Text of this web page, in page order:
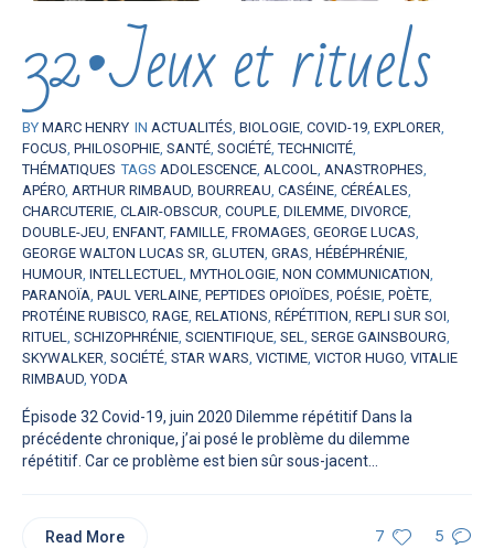
32•Jeux et rituels
BY MARC HENRY IN ACTUALITÉS, BIOLOGIE, COVID-19, EXPLORER,
FOCUS, PHILOSOPHIE, SANTÉ, SOCIÉTÉ,TECHNICITÉ,
THÉMATIQUES TAGS ADOLESCENCE, ALCOOL, ANASTROPHES,
APÉRO, ARTHUR RIMBAUD, BOURREAU, CASÉINE, CÉRÉALES,
CHARCUTERIE, CLAIR-OBSCUR, COUPLE, DILEMME, DIVORCE,
DOUBLE-JEU, ENFANT, FAMILLE, FROMAGES, GEORGE LUCAS,
GEORGE WALTON LUCAS SR, GLUTEN, GRAS, HÉBÉPHRÉNIE,
HUMOUR, INTELLECTUEL, MYTHOLOGIE, NON COMMUNICATION,
PARANOÏA, PAUL VERLAINE, PEPTIDES OPIOÏDES, POÉSIE, POÈTE,
PROTÉINE RUBISCO, RAGE, RELATIONS, RÉPÉTITION, REPLI SUR SOI,
RITUEL, SCHIZOPHRÉNIE, SCIENTIFIQUE, SEL, SERGE GAINSBOURG,
SKYWALKER, SOCIÉTÉ, STAR WARS, VICTIME, VICTOR HUGO, VITALIE
RIMBAUD,YODA
Épisode 32 Covid-19, juin 2020 Dilemme répétitif Dans la
précédente chronique, j’ai posé le problème du dilemme
répétitif. Car ce problème est bien sûr sous-jacent...
7 5
Read More